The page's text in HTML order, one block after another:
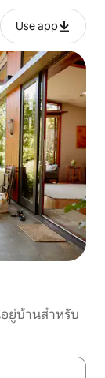
Use app
ยู่บ้านสำหรับ